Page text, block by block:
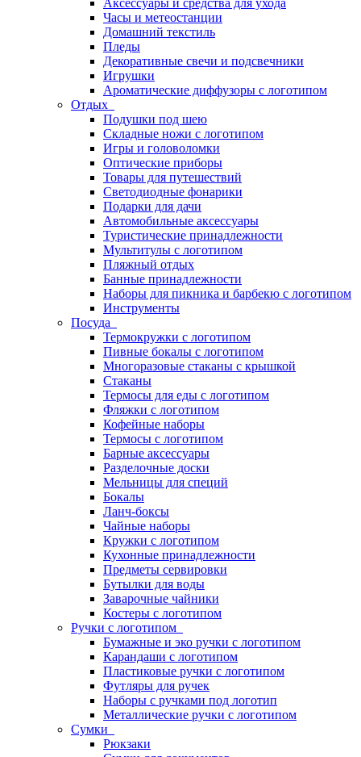
Аксессуары и средства для ухода
Часы и метеостанции
Домашний текстиль
Пледы
Декоративные свечи и подсвечники
Игрушки
Ароматические диффузоры с логотипом
Отдых
Подушки под шею
Складные ножи с логотипом
Игры и головоломки
Оптические приборы
Товары для путешествий
Светодиодные фонарики
Подарки для дачи
Автомобильные аксессуары
Туристические принадлежности
Мультитулы с логотипом
Пляжный отдых
Банные принадлежности
Наборы для пикника и барбекю с логотипом
Инструменты
Посуда
Термокружки с логотипом
Пивные бокалы с логотипом
Многоразовые стаканы с крышкой
Стаканы
Термосы для еды с логотипом
Фляжки с логотипом
Кофейные наборы
Термосы с логотипом
Барные аксессуары
Разделочные доски
Мельницы для специй
Бокалы
Ланч-боксы
Чайные наборы
Кружки с логотипом
Кухонные принадлежности
Предметы сервировки
Бутылки для воды
Заварочные чайники
Костеры с логотипом
Ручки с логотипом
Бумажные и эко ручки с логотипом
Карандаши с логотипом
Пластиковые ручки с логотипом
Футляры для ручек
Наборы с ручками под логотип
Металлические ручки с логотипом
Сумки
Рюкзаки